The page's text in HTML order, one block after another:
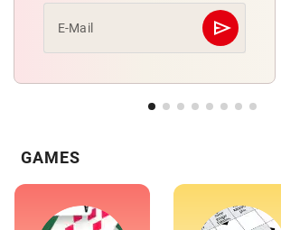
E-Mail send
Abschicken
GAMES